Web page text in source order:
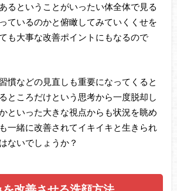
るということがいったい体全体で見る
ているのかと俯瞰してみていくくせを
も大事な改善ポイントにもなるので
慣などの見直しも重要になってくると
ところだけという思考から一度脱却し
といった大きな視点からも状況を眺め
一緒に改善されてイキイキと生きられ
ないでしょうか？